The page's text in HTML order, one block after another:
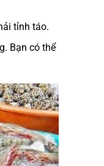
tỉnh táo.
Bạn có thể